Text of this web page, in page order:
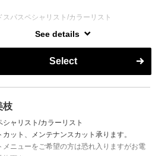
ンスタにオススメアイテムや期間限定メニュ
れると言ってくださる指名のお客様が多かっ
パやマッサージも得意なのでぜひ、ご体験く
スパスペシャリスト/カラーリスト
皮、毛髪のケアをしていきましょう!!
約で取れにくい場合お電話でもご予約可能で
ついて］
： 基本的に日・祝休みのシフト制（11：00
）
See details
Select
シャリスト/カラーリスト
カット、メンテナンスカット承ります。
ニューをご希望の方は恐れ入りますがお電